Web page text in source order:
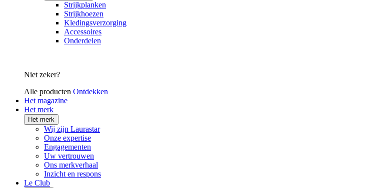
Strijkplanken
Strijkhoezen
Kledingsverzorging
Accessoires
Onderdelen
Niet zeker?
Alle producten Ontdekken
Het magazine
Het merk
Het merk
Wij zijn Laurastar
Onze expertise
Engagementen
Uw vertrouwen
Ons merkverhaal
Inzicht en respons
Le Club